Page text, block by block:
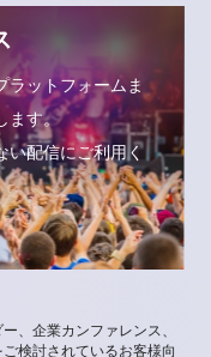
ラットフォームま
ます。
い配信にご利用く
、企業カンファレンス、
検討されているお客様向